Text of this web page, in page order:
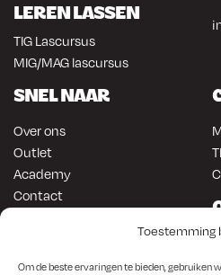
Toestemming
Om de beste ervaringen te bieden, gebruiken
LEREN LASSEN
TIG Lascursus
MIG/MAG lascursus
SNEL NAAR
Over ons
Outlet
Academy
Contact
ONLINE KOPEN
Lasapparatuur